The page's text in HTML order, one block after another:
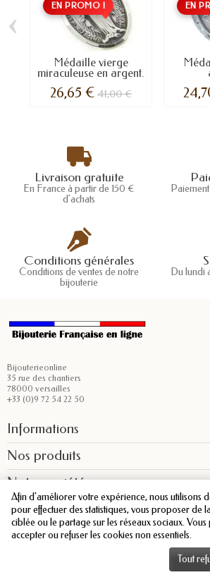
EN PROMO !
Médaille vierge
miraculeuse en argent.
26,65 € 41,00 €
EN
‹
Livraison gratuite
En France à partir de 150 €
d'achats
Conditions générales
Conditions de ventes de notre
bijouterie
Du lundi
Bijouterieonline
35 rue des chantiers
78000 versailles
+33 (0)9 72 54 22 50
Informations
Nos produits
Notre société
Afin d'améliorer votre expérience, nous utilisons
pour effectuer des statistiques, vous proposer de
ciblée ou le partage sur les réseaux sociaux. Vous
accepter ou refuser les cookies non essentiels.
Tout
Copyright © 2026 -